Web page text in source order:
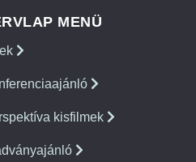
MENÜ
kisfilmek